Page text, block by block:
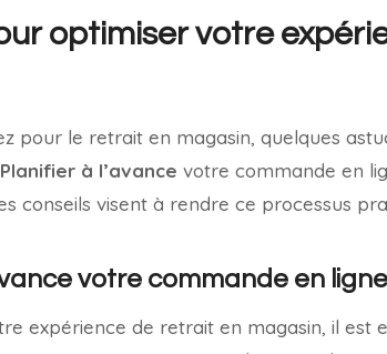
optimiser votre
pour le retrait en magasin, quelques
Planifier à l’avance votre commande en
conseils visent à rendre ce processus
votre commande en
expérience de retrait en magasin, il est